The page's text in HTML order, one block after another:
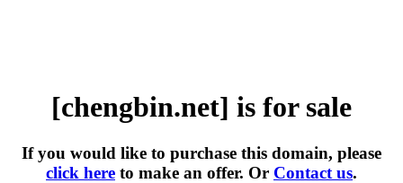
[chengbin.net] is for sale
If you would like to purchase this domain, please
click here to make an offer. Or Contact us.